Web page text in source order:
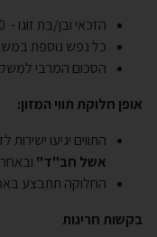
הזכאי ובן/בת זוגו - 300 ₪ לנפש
כל נפש נוספת במשק
הסכום המרבי למשק הבית - 2400
אופן חלוקת תווי המזון:
התווים יגיעו
אשל חב"ד"
החלוקה תתבצע
בקשות חריגות